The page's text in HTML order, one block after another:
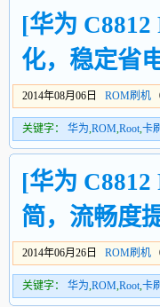
[华为
化，稳定省
2014年08月06日 ROM刷机
关键字： 华为,ROM,Root,卡刷
[华为
简，流畅度
2014年06月26日 ROM刷机
关键字： 华为,ROM,Root,卡刷